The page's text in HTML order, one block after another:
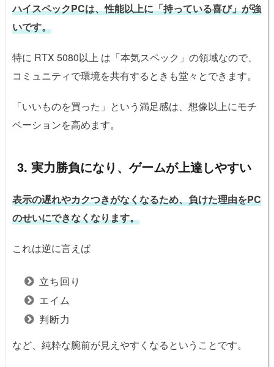
ハイスペックPCは、性能以上に「持っている喜び」が強
いです。
特に RTX 5080以上 は「本気スペック」の領域なので、
コミュニティで環境を共有するときも堂々とできます。
「いいものを買った」という満足感は、想像以上にモチ
ベーションを高めます。
3. 実力勝負になり、ゲームが上達しやすい
表示の遅れやカクつきがなくなるため、負けた理由をPC
のせいにできなくなります。
これは逆に言えば
立ち回り
エイム
判断力
など、純粋な腕前が見えやすくなるということです。